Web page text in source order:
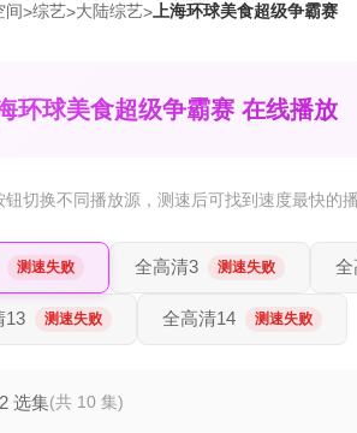
间>综艺>大陆综艺> 上海环球美食超级争霸赛
环球美食超级争霸赛 在线播放
钮切换不同播放源 ，测速后可找到速度最快的
测速失败 全高清3 测速失败 全
13 测速失败 全高清14 测速失败
选集(共 10 集)